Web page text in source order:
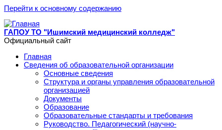
Перейти к основному содержанию
ГАПОУ ТО "Ишимский медицинский колледж"
Официальный сайт
Главная
Сведения об образовательной организации
Основные сведения
Структура и органы управления образовательной
организацией
Документы
Образование
Образовательные стандарты и требования
Руководство. Педагогический (научно-